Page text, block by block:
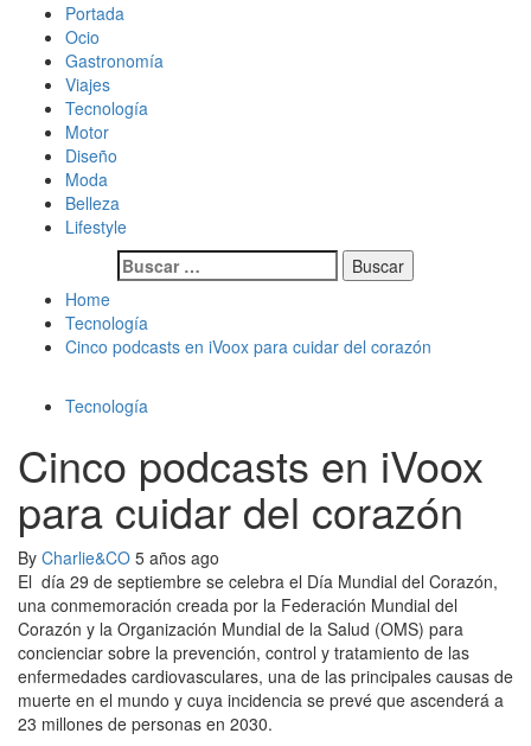
content
Magazine de gastronomía, belleza, ocio, viajes, motor, tecnología,
diseño…
Magazine de gastronomía, belleza, ocio, viajes, motor, tecnología,
diseño…
Primary
Menu
Portada
Ocio
Gastronomía
Viajes
Tecnología
Motor
Diseño
Moda
Belleza
Lifestyle
Buscar:
Home
Tecnología
Cinco podcasts en iVoox para cuidar del corazón
Tecnología
Cinco podcasts en iVoox
para cuidar del corazón
By Charlie&CO 5 años ago
El día 29 de septiembre se celebra el Día Mundial del Corazón,
una conmemoración creada por la Federación Mundial del
Corazón y la Organización Mundial de la Salud (OMS) para
concienciar sobre la prevención, control y tratamiento de las
enfermedades cardiovasculares, una de las principales causas de
muerte en el mundo y cuya incidencia se prevé que ascenderá a
23 millones de personas en 2030.